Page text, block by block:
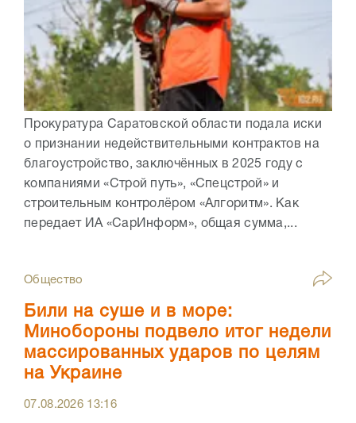
Прокуратура Саратовской области подала иски
о признании недействительными контрактов на
благоустройство, заключённых в 2025 году с
компаниями «Строй путь», «Спецстрой» и
строительным контролёром «Алгоритм». Как
передает ИА «СарИнформ», общая сумма,...
Общество
Били на суше и в море:
Минобороны подвело итог недели
массированных ударов по целям
на Украине
07.08.2026 13:16